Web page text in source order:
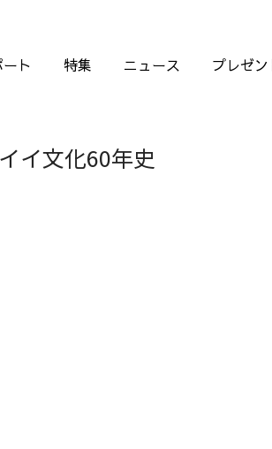
ト 特集 ニュース プレゼン
イ文化60年史